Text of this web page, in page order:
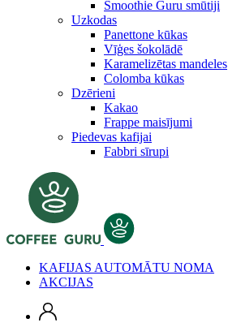
Smoothie Guru smūtiji
Uzkodas
Panettone kūkas
Vīģes šokolādē
Karamelizētas mandeles
Colomba kūkas
Dzērieni
Kakao
Frappe maisījumi
Piedevas kafijai
Fabbri sīrupi
KAFIJAS AUTOMĀTU NOMA
AKCIJAS